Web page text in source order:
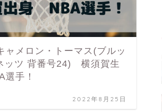
ャメロン・トーマス(ブルッ
ッツ 背番号24) 横須賀生
選手！
2022年8月25日